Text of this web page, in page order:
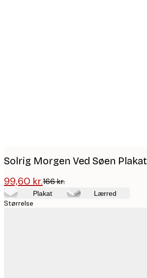
Solrig Morgen Ved Søen Plakat
99,60 kr.166 kr.
Plakat Lærred
Størrelse